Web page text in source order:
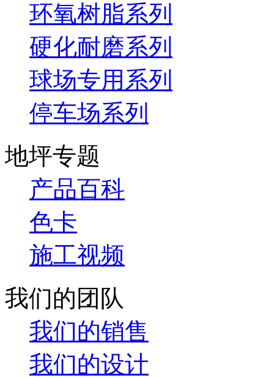
环氧树脂系列
硬化耐磨系列
球场专用系列
停车场系列
地坪专题
产品百科
色卡
施工视频
我们的团队
我们的销售
我们的设计